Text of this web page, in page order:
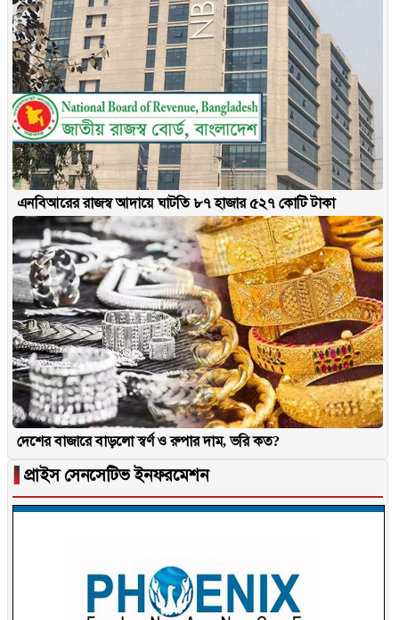
এনবিআরের রাজস্ব আদায়ে ঘাটতি ৮৭ হাজার ৫২৭ কোটি টাকা
দেশের বাজারে বাড়লো স্বর্ণ ও রুপার দাম, ভরি কত?
▐ প্রাইস সেনসেটিভ ইনফরমেশন